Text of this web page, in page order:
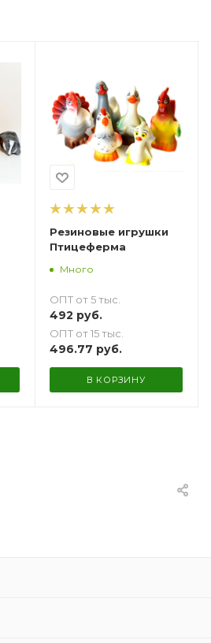
Резиновые игрушки
Птицеферма
Много
ОПТ от 5 тыс.
492 руб.
ОПТ от 15 тыс.
496.77 руб.
В КОРЗИНУ